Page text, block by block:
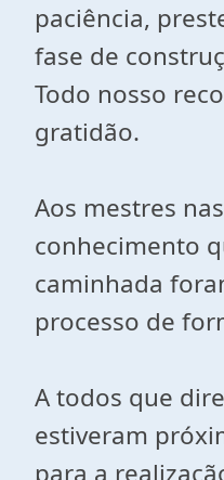
paciência,
fase de
Todo nosso
gratidão.
Aos mestres
conhecimento
caminhada
processo de
A todos que
estiveram
para a